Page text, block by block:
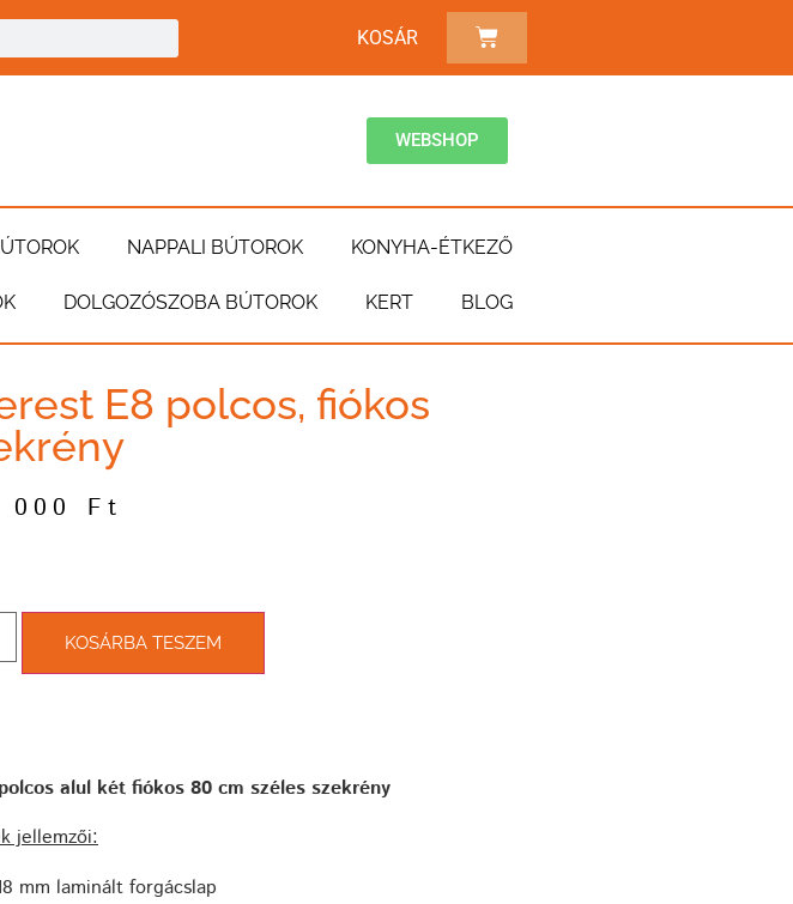
KOSÁR
WEBSHOP
NAPPALI BÚTOROK KONYHA-ÉTKEZŐ
DOLGOZÓSZOBA BÚTOROK KERT BLOG
E8 polcos, fiókos
000 Ft
KOSÁRBA TESZEM
alul két fiókos 80 cm széles szekrény
jellemzői:
mm laminált forgácslap